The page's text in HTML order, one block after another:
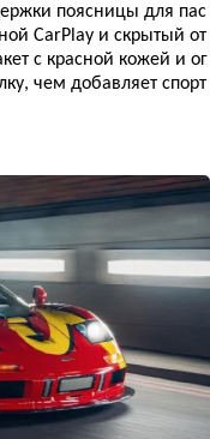
поясницы для пас
CarPlay и скрытый от
с красной кожей и ог
чем добавляет спорт